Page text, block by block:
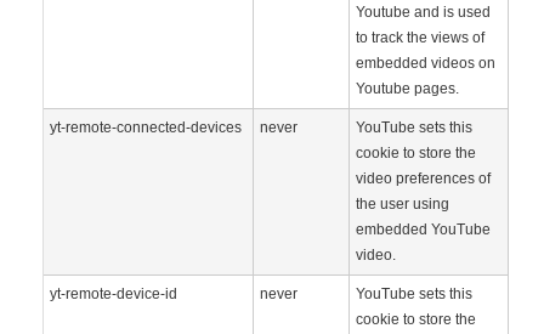
Youtube and is used
to track the views of
embedded videos on
Youtube pages.
yt-remote-connected-devices never
YouTube sets this
cookie to store the
video preferences of
the user using
embedded YouTube
video.
yt-remote-device-id never
YouTube sets this
cookie to store the